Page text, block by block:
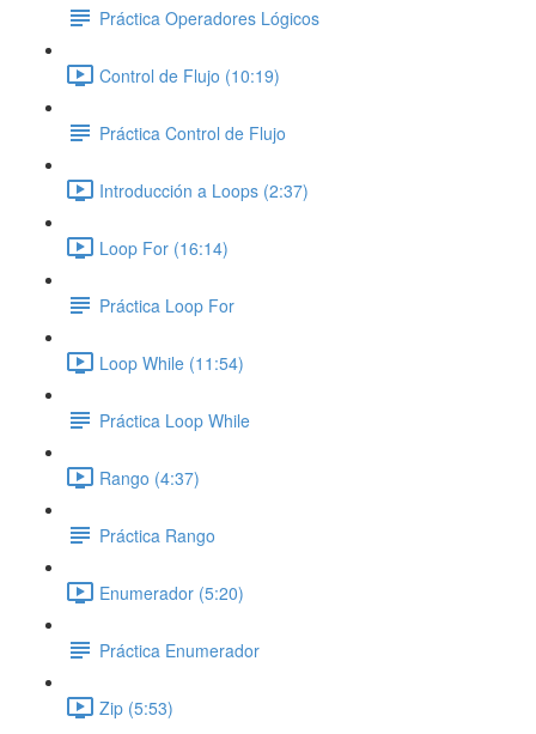
Práctica Operadores Lógicos
Control de Flujo (10:19)
Práctica Control de Flujo
Introducción a Loops (2:37)
Loop For (16:14)
Práctica Loop For
Loop While (11:54)
Práctica Loop While
Rango (4:37)
Práctica Rango
Enumerador (5:20)
Práctica Enumerador
Zip (5:53)